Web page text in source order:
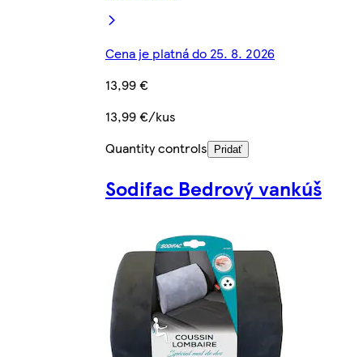
Cena je platná do 25. 8. 2026
13,99 €
13,99 €/kus
Quantity controls
Pridať
Sodifac Bedrový vankúš